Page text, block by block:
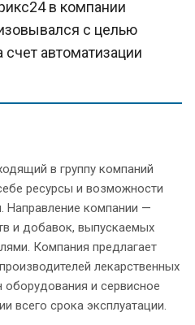
в компании
с целью
автоматизации
в группу компаний
ресурсы и возможности
Направление компании —
и добавок, выпускаемых
Компания предлагает
лекарственных
и сервисное
всего срока эксплуатации.